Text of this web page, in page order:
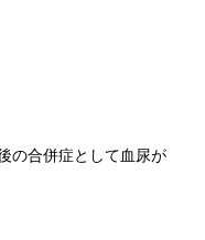
合併症として血尿が